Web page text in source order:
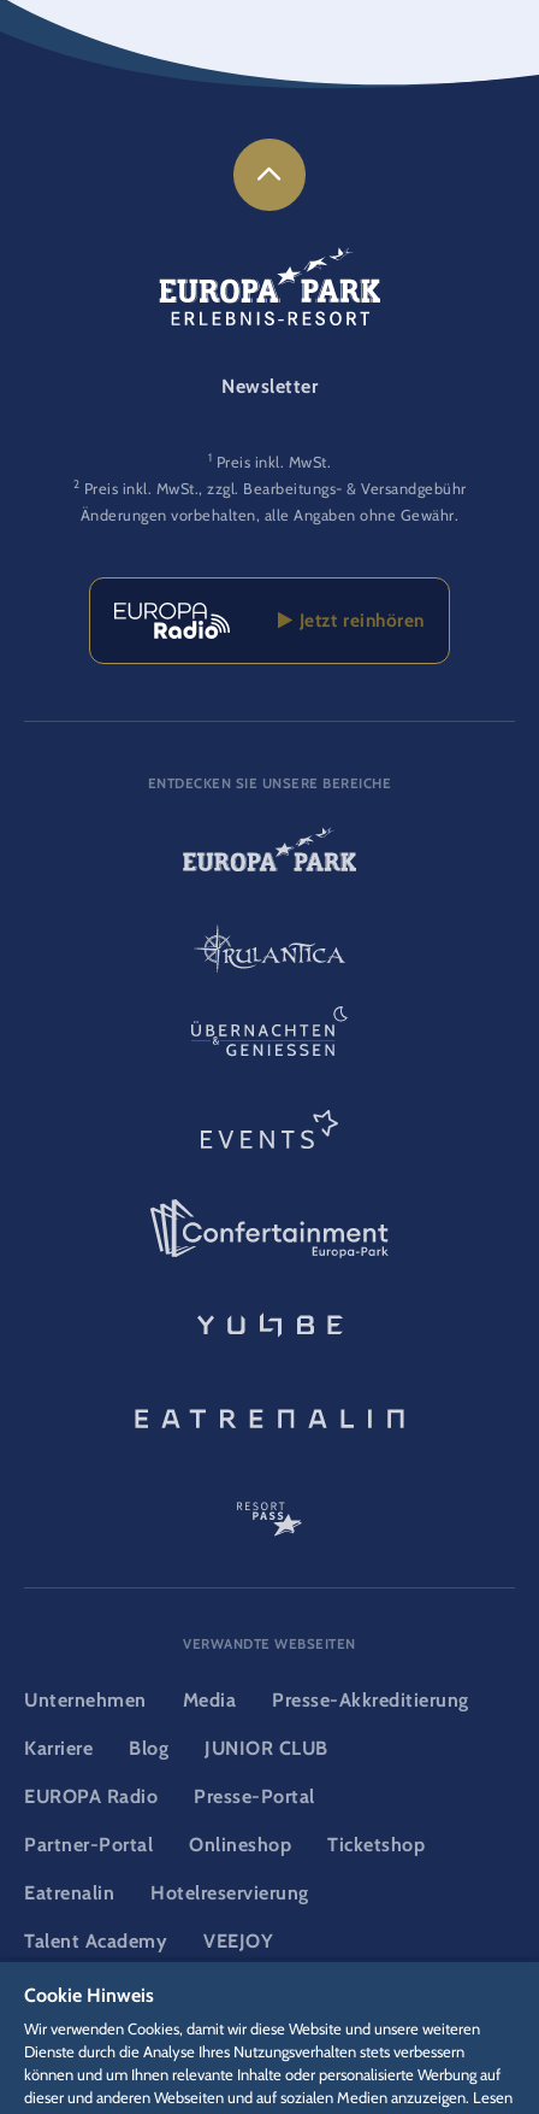
FOOTER-GATEWAY
Newsletter
1 Preis inkl. MwSt.
2 Preis inkl. MwSt., zzgl. Bearbeitungs- & Versandgebühr
Änderungen vorbehalten, alle Angaben ohne Gewähr.
Jetzt reinhören
ENTDECKEN SIE UNSERE BEREICHE
VERWANDTE WEBSEITEN
Unternehmen Media Presse-Akkreditierung
Karriere Blog JUNIOR CLUB
EUROPA Radio Presse-Portal
Partner-Portal Onlineshop Ticketshop
Eatrenalin Hotelreservierung
Talent Academy VEEJOY
Adventure Club of Europe
DSGVO
Datenschutzerklärung Cookie-Einstellungen
Impressum
Rechtliches
Cookie Hinweis
Wir verwenden Cookies, damit wir diese Website und unsere weiteren
Dienste durch die Analyse Ihres Nutzungsverhalten stets verbessern
können und um Ihnen relevante Inhalte oder personalisierte Werbung auf
dieser und anderen Webseiten und auf sozialen Medien anzuzeigen. Lesen